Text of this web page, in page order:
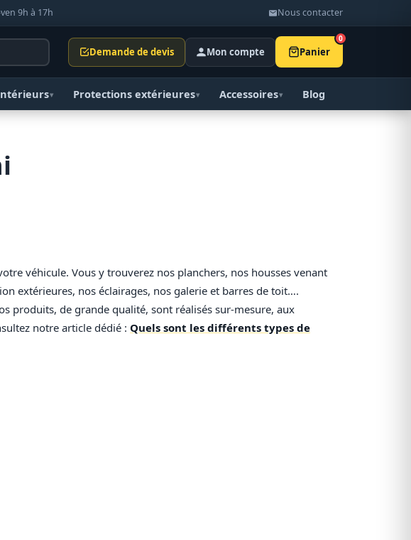
9h à 17h Nous contacter
Demande de devis Mon compte Panier
0
▾ Protections extérieures▾ Accessoires▾ Blog
véhicule. Vous y trouverez nos planchers, nos housses venant
extérieures, nos éclairages, nos galerie et barres de toit….
produits, de grande qualité, sont réalisés sur-mesure, aux
notre article dédié : Quels sont les différents types de